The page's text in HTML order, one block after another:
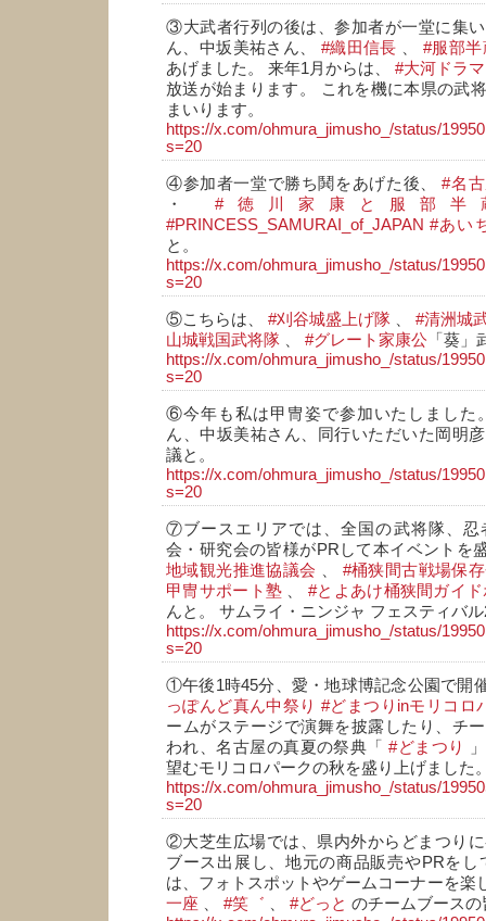
③大武者行列の後は、参加者が一堂に集
ん、中坂美祐さん、 #織田信長
#服部半
あげました。 来年1月からは、 #大河ドラマ
放送が始まります。 これを機に本県の武
まいります。
https://x.com/ohmura_jimusho_/status/
s=20
④参加者一堂で勝ち鬨をあげた後、#名
・ #徳川家康と服部半
#PRINCESS_SAMURAI_of_JAPAN #あい
と。
https://x.com/ohmura_jimusho_/status/
s=20
⑤こちらは、 #刈谷城盛上げ隊
#清洲城
山城戦国武将隊
#グレート家康公 「葵
https://x.com/ohmura_jimusho_/status/
s=20
⑥今年も私は甲冑姿で参加いたしました
ん、中坂美祐さん、同行いただいた岡明
議と。
https://x.com/ohmura_jimusho_/status/
s=20
⑦ブースエリアでは、全国の武将隊、忍
会・研究会の皆様がPRして本イベントを
地域観光推進協議会
#桶狭間古戦場保
甲冑サポート塾 、#とよあけ桶狭間ガイ
んと。 サムライ・ニンジャ フェスティバ
https://x.com/ohmura_jimusho_/status/
s=20
①午後1時45分、愛・地球博記念公園で開
っぽんど真ん中祭り #どまつりinモリコロ
ームがステージで演舞を披露したり、チ
われ、名古屋の真夏の祭典「#どまつり
望むモリコロパークの秋を盛り上げました
https://x.com/ohmura_jimusho_/status/
s=20
②大芝生広場では、県内外からどまつり
ブース出展し、地元の商品販売やPRをし
は、フォトスポットやゲームコーナーを楽
一座
#笑゛ #どっと のチームブース